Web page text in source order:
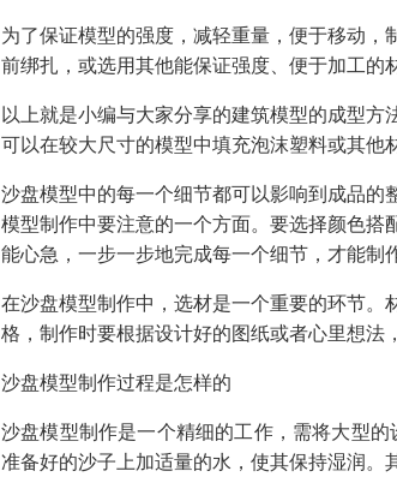
为了保证模型的强度，减轻重量，便于移动
前绑扎，或选用其他能保证强度、便于加工的
以上就是小编与大家分享的建筑模型的成型
可以在较大尺寸的模型中填充泡沫塑料或其他
沙盘模型中的每一个细节都可以影响到成品
模型制作中要注意的一个方面。要选择颜色
能心急，一步一步地完成每一个细节，才能制
在沙盘模型制作中，选材是一个重要的环节
格，制作时要根据设计好的图纸或者心里想法
沙盘模型制作过程是怎样的
沙盘模型制作是一个精细的工作，需将大型
准备好的沙子上加适量的水，使其保持湿润